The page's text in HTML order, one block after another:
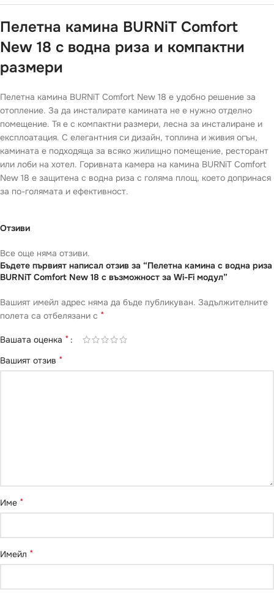
Пелетнa каминa BURNiT Comfort
New 18 с водна риза и компактни
размери
Пелетнa каминa BURNiT Comfort New 18 е удобно решение за
отопление. За да инсталирате камината не е нужно отделно
помещение. Тя е с компактни размери, лесна за инсталиране и
експлоатация. С елегантния си дизайн, топлина и живия огън,
камината е подходяща за всяко жилищно помещение, ресторант
или лоби на хотел. Горивната камера на камина BURNiT Comfort
New 18 е защитена с водна риза с голяма площ, което допринася
за по-голямата и ефективност.
Отзиви
Все още няма отзиви.
Бъдете първият написал отзив за “Пелетнa каминa с водна риза
BURNiT Comfort New 18 с възможност за Wi-Fi модул”
Вашият имейл адрес няма да бъде публикуван. Задължителните
полета са отбелязани с *
Вашата оценка *
Вашият отзив *
Име *
Имейл *